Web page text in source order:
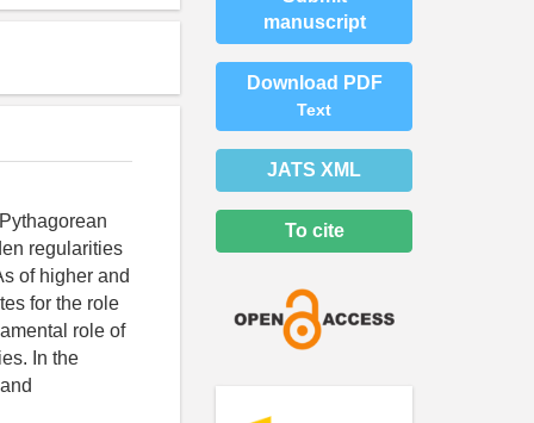
regularities
of higher and
for the role
role of
In the
manuscript
Download PDF
Text
JATS XML
To cite